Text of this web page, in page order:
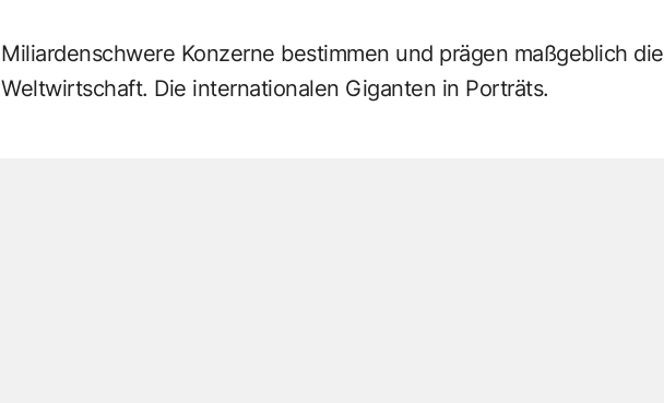
Miliardenschwere Konzerne bestimmen und prägen maßgeblich die
Weltwirtschaft. Die internationalen Giganten in Porträts.